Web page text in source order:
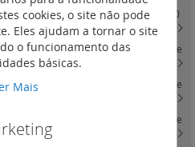
painéis para montagem de DPX-IS 250
painéis para montagem de DPX3 160 e
painéis para montagem de DPX3 630 e
painéis para montagem de DPX3 160 e
(19)
cookies, o site não pode
Eles ajudam a tornar o site
o funcionamento das
básicas.
Mais